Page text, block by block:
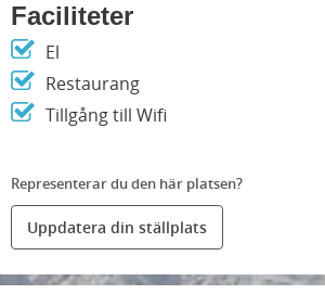
Faciliteter
El
Restaurang
Tillgång till Wifi
Representerar du den här platsen?
Uppdatera din ställplats